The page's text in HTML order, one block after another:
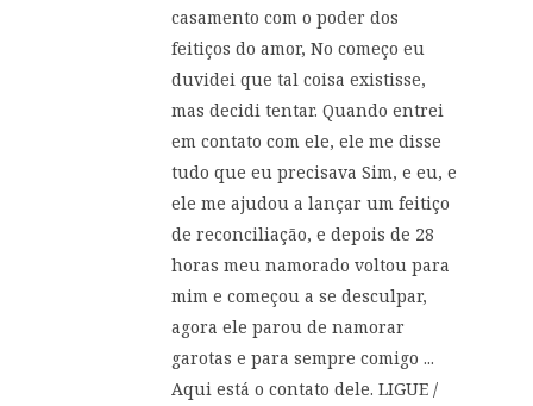
casamento com o poder dos
feitiços do amor, No começo eu
duvidei que tal coisa existisse,
mas decidi tentar. Quando entrei
em contato com ele, ele me disse
tudo que eu precisava Sim, e eu, e
ele me ajudou a lançar um feitiço
de reconciliação, e depois de 28
horas meu namorado voltou para
mim e começou a se desculpar,
agora ele parou de namorar
garotas e para sempre comigo ...
Aqui está o contato dele. LIGUE /